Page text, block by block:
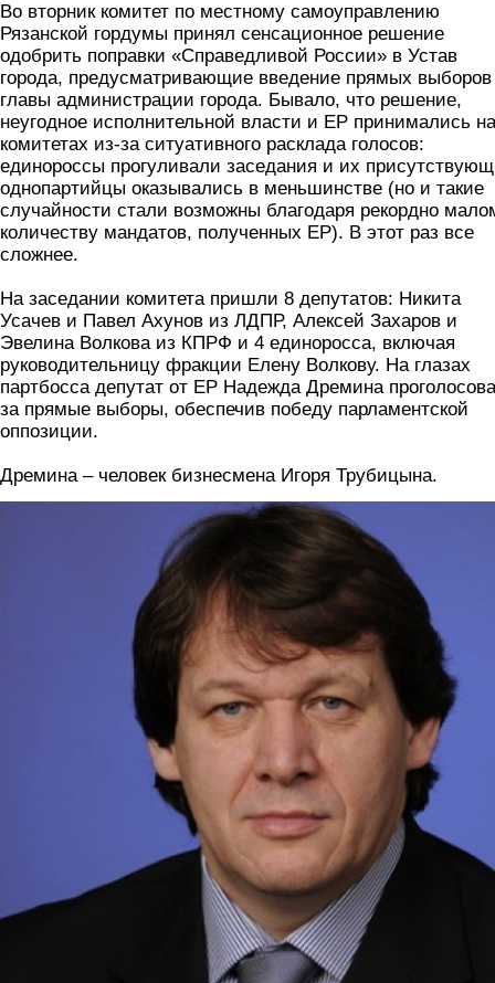
Во вторник комитет по местному самоуправлению
Рязанской гордумы принял сенсационное решение
одобрить поправки «Справедливой России» в Устав
города, предусматривающие введение прямых выборов
главы администрации города. Бывало, что решение,
неугодное исполнительной власти и ЕР принимались на
комитетах из-за ситуативного расклада голосов:
единороссы прогуливали заседания и их
однопартийцы оказывались в меньшинстве (но и такие
случайности стали возможны благодаря рекордно
количеству мандатов, полученных ЕР). В этот раз все
сложнее.
На заседании комитета пришли 8 депутатов: Никита
Усачев и Павел Ахунов из ЛДПР, Алексей Захаров и
Эвелина Волкова из КПРФ и 4 единоросса, включая
руководительницу фракции Елену Волкову. На глазах
партбосса депутат от ЕР Надежда Дремина
за прямые выборы, обеспечив победу парламентской
оппозиции.
Дремина – человек бизнесмена Игоря Трубицына.